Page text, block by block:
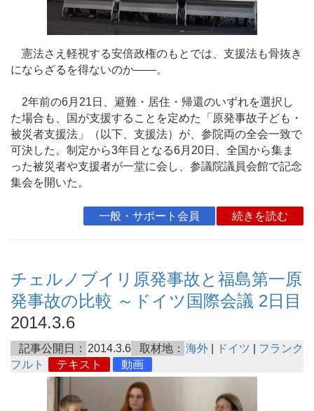
憲法さえ軽視する安倍政権のもとでは、支援法も骨抜き
にならざるを得ないのか――。
2年前の6月21日、避難・居住・帰還のいずれを選択し
た場合も、国が支援することを定めた「原発事故子ども・
被災者支援法」（以下、支援法）が、参院両の全会一致で
可決した。制定から3年目となる6月20日、全国から集ま
った被災者や支援者が一堂に会し、参議院議員会館で記念
集会を開いた。
一般・サポート会員 続きを読む
チェルノブイリ原発事故と福島第一原
発事故の比較 ～ドイツ国際会議 2日目
2014.3.6
記事公開日： 2014.3.6 取材地： 海外 ドイツ
フランク
フルト
テキスト 動画